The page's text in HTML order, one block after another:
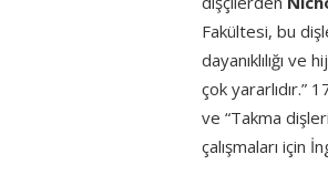
Fakültesi, bu
dayanıklılığı
çok yararlıdır.”
ve “Takma
çalışmaları için